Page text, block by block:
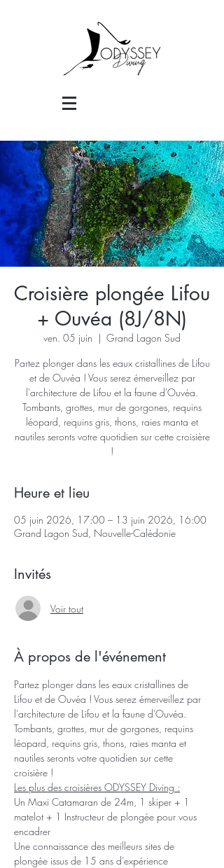
Croisière plongée Lifou
+ Ouvéa (8J/8N)
ven. 05 juin
  |
Grand Lagon Sud
Partez plonger dans les eaux cristallines de Lifou
et de Ouvéa ! Vous serez émerveillez par
l'architecture de Lifou et la faune d'Ouvéa.
Tombants, grottes, mur de gorgones, requins
léopard, requins gris, thons, raies manta et
nautiles seronts votre quotidien sur cette croisière
!
Heure et lieu
05 juin 2026, 17:00 – 13 juin 2026, 16:00
Grand Lagon Sud, Nouvelle-Calédonie
Invités
Voir tout
À propos de l'événement
Partez plonger dans les eaux cristallines de
Lifou et de Ouvéa ! Vous serez émerveillez par
l'architecture de Lifou et la faune d'Ouvéa.
Tombants, grottes, mur de gorgones, requins
léopard, requins gris, thons, raies manta et
nautiles seronts votre quotidien sur cette
croisière !
Les plus des croisières ODYSSEY Diving :
Un Maxi Catamaran de 24m, 1 skiper + 1
matelot + 1 Instructeur de plongée pour vous
encadrer
Une connaissance des meilleurs sites de
plongée issus de 15 ans d’expérience